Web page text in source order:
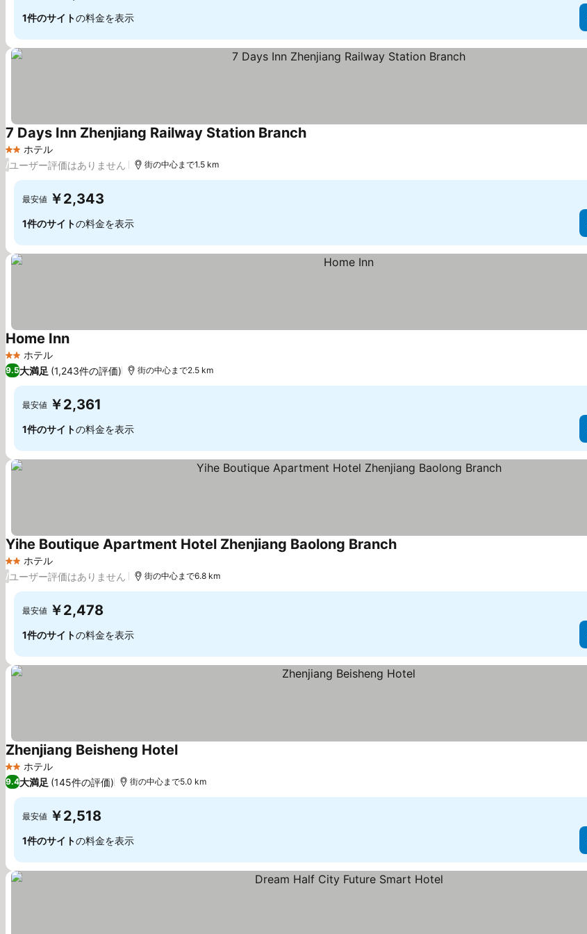
1件のサイトの料金を表示
2 ホテルのランク
ホテル
7 Days Inn Zhenjiang Railway Station Branch料金を表示
/ユーザー評価はありません 街の中心まで1.5 km
最安値 ￥2,343
1件のサイトの料金を表示
2 ホテルのランク
ホテル
Home Inn料金を表示
9.5大満足 (1,243件の評価) 街の中心まで2.5 km
最安値 ￥2,361
1件のサイトの料金を表示
2 ホテルのランク
ホテル
Yihe Boutique Apartment Hotel Zhenjiang Baolong Branch料金を表示
/ユーザー評価はありません 街の中心まで6.8 km
最安値 ￥2,478
1件のサイトの料金を表示
2 ホテルのランク
ホテル
Zhenjiang Beisheng Hotel料金を表示
9.4大満足 (145件の評価) 街の中心まで5.0 km
最安値 ￥2,518
1件のサイトの料金を表示